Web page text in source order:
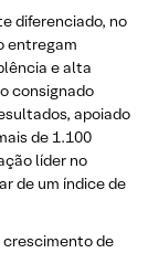
diferenciado, no
entregam
e alta
consignado
apoiado
de 1.100
líder no
de um índice de
crescimento de